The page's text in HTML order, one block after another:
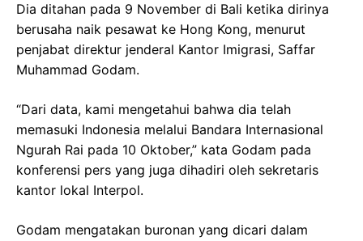
Dia ditahan pada 9 November di Bali ketika dirinya
berusaha naik pesawat ke Hong Kong, menurut
penjabat direktur jenderal Kantor Imigrasi, Saffar
Muhammad Godam.
“Dari data, kami mengetahui bahwa dia telah
memasuki Indonesia melalui Bandara Internasional
Ngurah Rai pada 10 Oktober,” kata Godam pada
konferensi pers yang juga dihadiri oleh sekretaris
kantor lokal Interpol.
Godam mengatakan buronan yang dicari dalam